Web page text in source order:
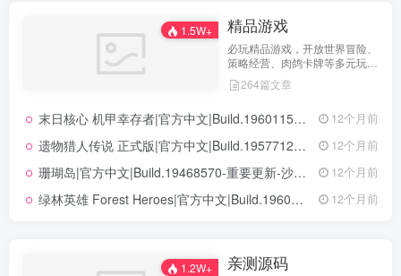
1.5W+ 精品游戏
必玩精品游戏，开放世界冒险、
策略经营、肉鸽卡牌等多元玩
法，满足不同玩家的喜好 。
264篇文章
末日核心 机甲幸存者|官方中文|Build.19601158|解压即撸| 12个月前
遗物猎人传说 正式版|官方中文|Build.19577129+全DLC|解压即撸| 12个月前
珊瑚岛|官方中文|Build.19468570-重要更新-沙盒|解压即撸| 12个月前
绿林英雄 Forest Heroes|官方中文|Build.19609351+全DLC|解压即撸| 12个月前
1.2W+ 亲测源码